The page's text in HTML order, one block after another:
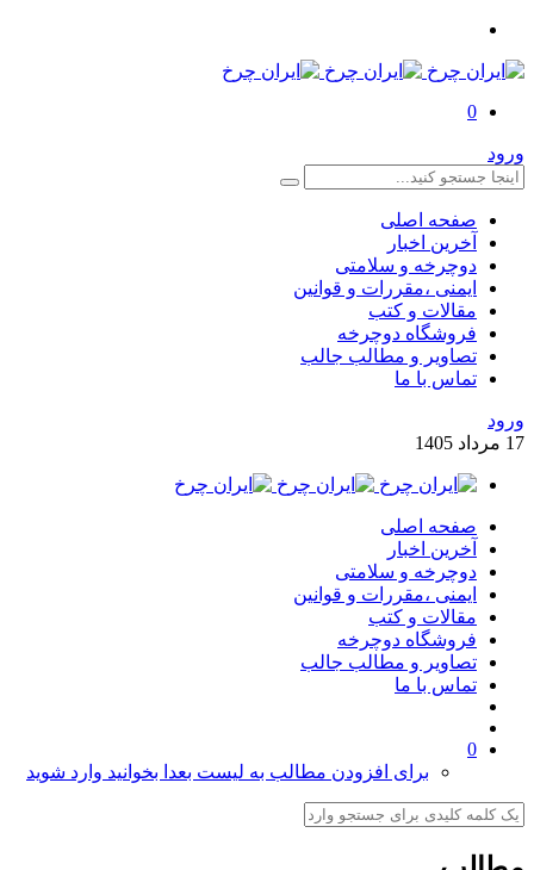
0
ورود
صفحه اصلی
آخرین اخبار
دوچرخه و سلامتی
ایمنی ،مقررات و قوانین
مقالات و کتب
فروشگاه دوچرخه
تصاویر و مطالب جالب
تماس با ما
ورود
17 مرداد 1405
صفحه اصلی
آخرین اخبار
دوچرخه و سلامتی
ایمنی ،مقررات و قوانین
مقالات و کتب
فروشگاه دوچرخه
تصاویر و مطالب جالب
تماس با ما
0
برای افزودن مطالب به لیست بعدا بخوانید وارد شوید